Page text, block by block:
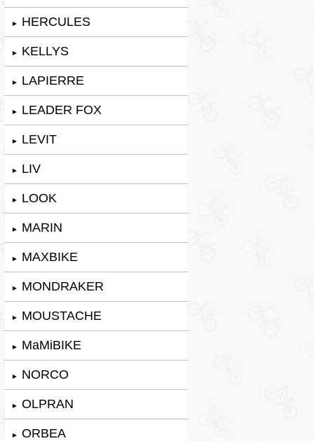
► HERCULES
► KELLYS
► LAPIERRE
► LEADER FOX
► LEVIT
► LIV
► LOOK
► MARIN
► MAXBIKE
► MONDRAKER
► MOUSTACHE
► MaMiBIKE
► NORCO
► OLPRAN
► ORBEA